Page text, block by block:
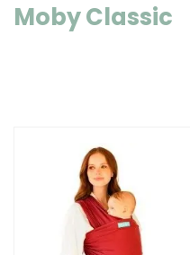
Moby Classic